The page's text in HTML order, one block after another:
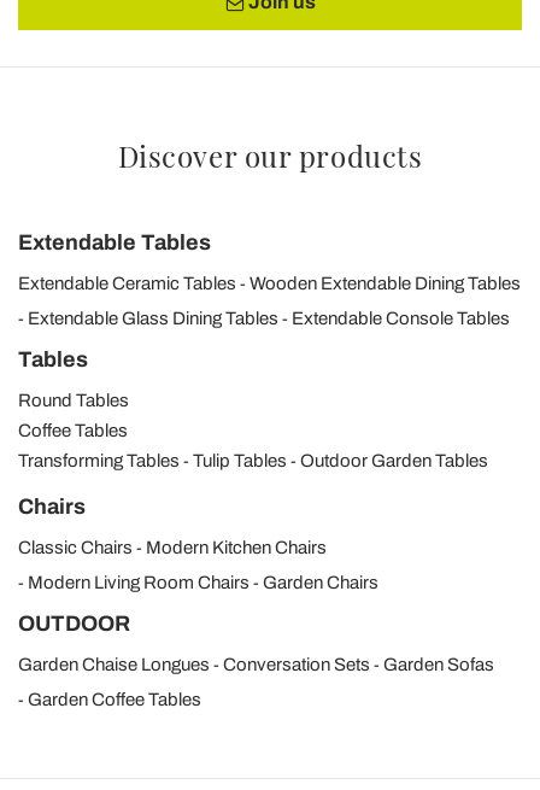
Discover our products
Extendable Tables
Extendable Ceramic Tables
Wooden Extendable Dining Tables
Extendable Glass Dining Tables
Extendable Console Tables
Tables
Round Tables
Coffee Tables
Transforming Tables
Tulip Tables Outdoor Garden Tables
Chairs
Classic Chairs
Modern Kitchen Chairs
Modern Living Room Chairs
Garden Chairs
OUTDOOR
Garden Chaise Longues Conversation Sets
Garden Sofas
Garden Coffee Tables